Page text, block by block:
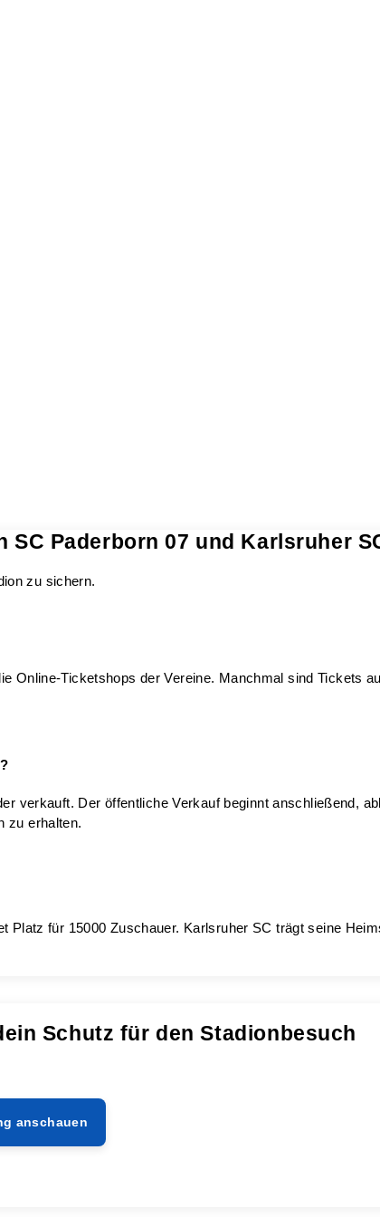
Paderborn 07 und Karlsruher
zu sichern.
Online-Ticketshops der Vereine. Manchmal sind Tickets
verkauft. Der öffentliche Verkauf beginnt anschließend,
zu erhalten.
für 15000 Zuschauer. Karlsruher SC trägt seine
Schutz für den Stadionbesuch
anschauen